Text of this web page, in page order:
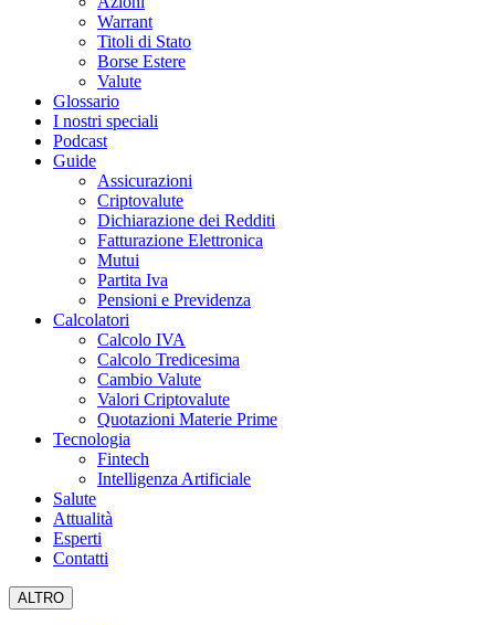
Warrant
Titoli di Stato
Borse Estere
Valute
Glossario
I nostri speciali
Podcast
Guide
Assicurazioni
Criptovalute
Dichiarazione dei Redditi
Fatturazione Elettronica
Mutui
Partita Iva
Pensioni e Previdenza
Calcolatori
Calcolo IVA
Calcolo Tredicesima
Cambio Valute
Valori Criptovalute
Quotazioni Materie Prime
Tecnologia
Fintech
Intelligenza Artificiale
Salute
Attualità
Esperti
Contatti
ALTRO